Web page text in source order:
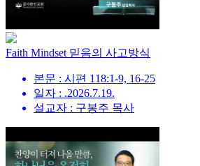
Faith Mindset 믿음의 사고방식
본문 : 시편 118:1-9, 16-25
일자 : .2026.7.19.
설교자 : 구봉주 목사